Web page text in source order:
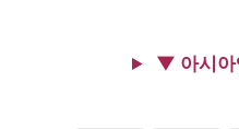
▼ 아시아